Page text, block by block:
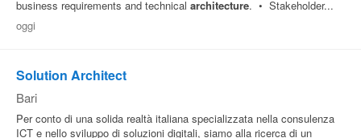
business requirements and technical architecture. • Stakeholder...
oggi
Solution Architect
Bari
Per conto di una solida realtà italiana specializzata nella consulenza
ICT e nello sviluppo di soluzioni digitali, siamo alla ricerca di un